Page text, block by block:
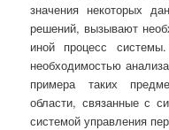
значения некоторых
решений, вызывают
иной процесс
необходимостью
примера таких
области, связанные с
системой управления